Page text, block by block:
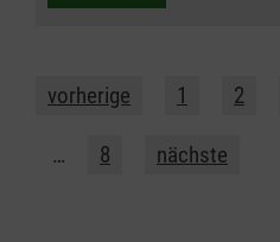
vorherige 1 2
… 8 nächste